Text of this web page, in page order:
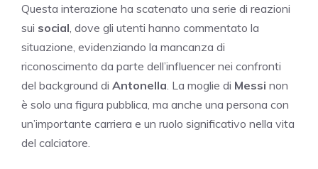
Questa interazione ha scatenato una serie di reazioni
sui social , dove gli utenti hanno commentato la
situazione, evidenziando la mancanza di
riconoscimento da parte dell’influencer nei confronti
del background di Antonella . La moglie di Messi non
è solo una figura pubblica, ma anche una persona con
un’importante carriera e un ruolo significativo nella vita
del calciatore.